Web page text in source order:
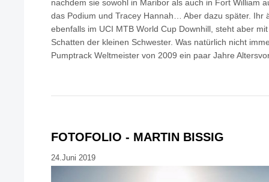
nachdem sie sowohl in Maribor als auch in Fort William
das Podium und Tracey Hannah… Aber dazu später. Ihr
ebenfalls im UCI MTB World Cup Downhill, steht aber
Schatten der kleinen Schwester. Was natürlich nicht
Pumptrack Weltmeister von 2009 ein paar Jahre
FOTOFOLIO - MARTIN BISSIG
24.Juni 2019